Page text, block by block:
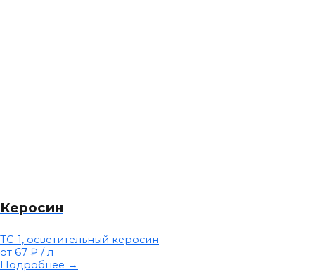
Керосин
ТС-1, осветительный керосин
от 67 ₽ / л
Подробнее →